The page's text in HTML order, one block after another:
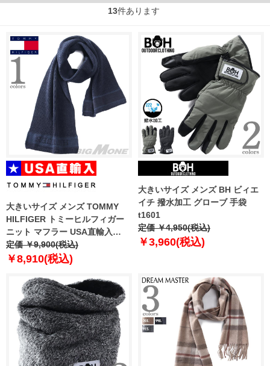
13件あります
大きいサイズ メンズ TOMMY
HILFIGER トミーヒルフィガー
ニット マフラー USA直輸入
thmc524552
定価 ￥9,900(税込)
￥8,910(税込)
大きいサイズ メンズ BH ビィエ
イチ 撥水加工 グローブ 手袋
t1601
定価 ￥4,950(税込)
￥3,960(税込)